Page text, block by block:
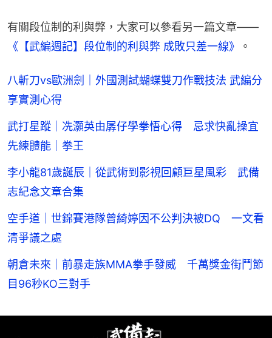
有關段位制的利與弊，大家可以參看另一篇文章——
《【武編週記】段位制的利與弊 成敗只差一線》
。
八斬刀vs歐洲劍｜外國測試蝴蝶雙刀作戰技法 武編分
享實測心得
武打星蹤｜冼灝英由孱仔學拳悟心得 忌求快亂操宜
先練體能｜拳王
李小龍81歲誕辰｜從武術到影視回顧巨星風彩 武備
志紀念文章合集
空手道｜世錦賽港隊曾綺婷因不公判決被DQ 一文看
清爭議之處
朝倉未來｜前暴走族MMA拳手發威 千萬獎金街鬥節
目96秒KO三對手